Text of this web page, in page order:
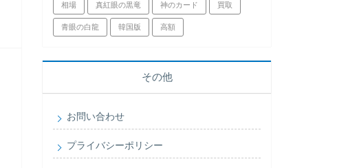
相場 真紅眼の黒竜 神のカード 買取
青眼の白龍 韓国版 高額
その他
お問い合わせ
プライバシーポリシー